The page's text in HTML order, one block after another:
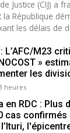
Justice (CIJ) a
République
les délais de
: L’AFC/M23
»
les
heures
en RDC : Plus
cas confirmés